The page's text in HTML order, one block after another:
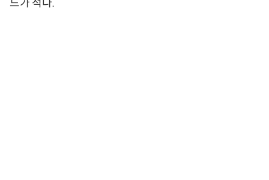
드가 적다.